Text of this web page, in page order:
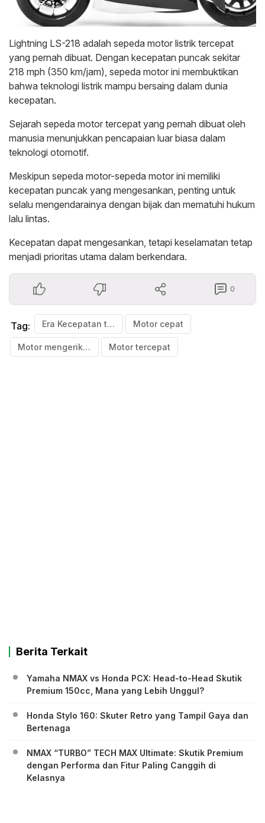
Lightning LS-218 adalah sepeda motor listrik tercepat
yang pernah dibuat. Dengan kecepatan puncak sekitar
218 mph (350 km/jam), sepeda motor ini membuktikan
bahwa teknologi listrik mampu bersaing dalam dunia
kecepatan.
Sejarah sepeda motor tercepat yang pernah dibuat oleh
manusia menunjukkan pencapaian luar biasa dalam
teknologi otomotif.
Meskipun sepeda motor-sepeda motor ini memiliki
kecepatan puncak yang mengesankan, penting untuk
selalu mengendarainya dengan bijak dan mematuhi hukum
lalu lintas.
Kecepatan dapat mengesankan, tetapi keselamatan tetap
menjadi prioritas utama dalam berkendara.
0
Tag: Era Kecepatan tercepat Motor cepat
Motor mengerikan Motor tercepat
Berita Terkait
Yamaha NMAX vs Honda PCX: Head-to-Head Skutik
Premium 150cc, Mana yang Lebih Unggul?
Honda Stylo 160: Skuter Retro yang Tampil Gaya dan
Bertenaga
NMAX “TURBO” TECH MAX Ultimate: Skutik Premium
dengan Performa dan Fitur Paling Canggih di
Kelasnya